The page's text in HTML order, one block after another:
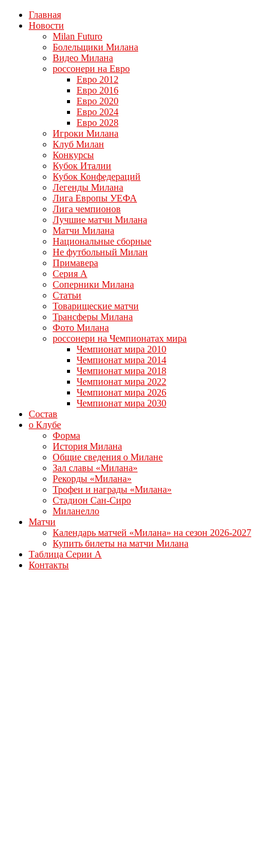
Главная
Новости
Milan Futuro
Болельщики Милана
Видео Милана
россонери на Евро
Евро 2012
Евро 2016
Евро 2020
Евро 2024
Евро 2028
Игроки Милана
Клуб Милан
Конкурсы
Кубок Италии
Кубок Конфедераций
Легенды Милана
Лига Европы УЕФА
Лига чемпионов
Лучшие матчи Милана
Матчи Милана
Национальные сборные
Не футбольный Милан
Примавера
Серия А
Соперники Милана
Статьи
Товарищеские матчи
Трансферы Милана
Фото Милана
россонери на Чемпионатах мира
Чемпионат мира 2010
Чемпионат мира 2014
Чемпионат мира 2018
Чемпионат мира 2022
Чемпионат мира 2026
Чемпионат мира 2030
Состав
о Клубе
Форма
История Милана
Общие сведения о Милане
Зал славы «Милана»
Рекорды «Милана»
Трофеи и награды «Милана»
Стадион Сан-Сиро
Миланелло
Матчи
Календарь матчей «Милана» на сезон 2026-2027
Купить билеты на матчи Милана
Таблица Серии А
Контакты